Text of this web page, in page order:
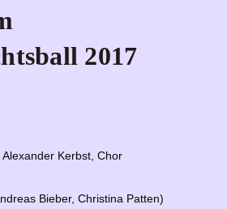
2017
Alexander Kerbst, Chor
Bieber, Christina Patten)